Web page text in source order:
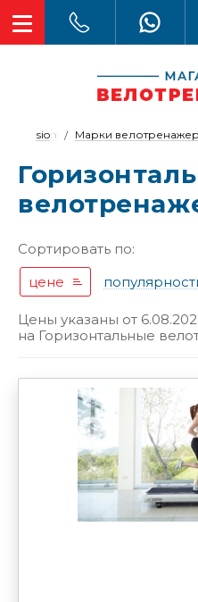
Марки
Vision
Сортировать по:
цене
Цены указаны от
на Горизонтальные